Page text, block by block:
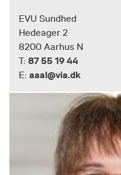
EVU Sundhed
Hedeager 2
8200 Aarhus N
T: 87 55 19 44
E: aaal@via.dk